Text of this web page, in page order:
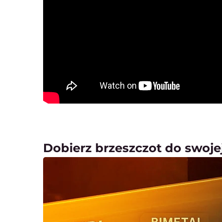
Dobierz brzeszczot do